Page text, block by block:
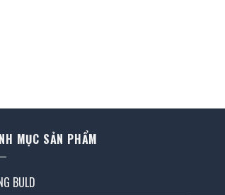
MỤC SẢN PHẨM
BULD